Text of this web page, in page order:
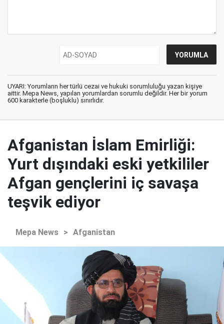
UYARI: Yorumların her türlü cezai ve hukuki sorumluluğu yazan kişiye
aittir. Mepa News, yapılan yorumlardan sorumlu değildir. Her bir yorum
600 karakterle (boşluklu) sınırlıdır.
Afganistan İslam Emirliği:
Yurt dışındaki eski yetkililer
Afgan gençlerini iç savaşa
teşvik ediyor
Mepa News > Afganistan